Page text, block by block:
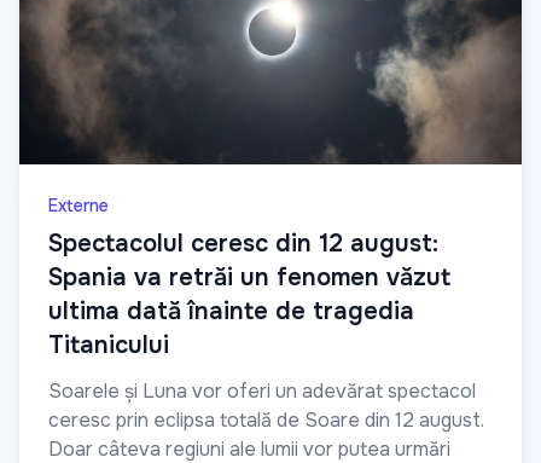
Externe
Spectacolul ceresc din 12 august:
Spania va retrăi un fenomen văzut
ultima dată înainte de tragedia
Titanicului
Soarele și Luna vor oferi un adevărat spectacol
ceresc prin eclipsa totală de Soare din 12 august.
Doar câteva regiuni ale lumii vor putea urmări